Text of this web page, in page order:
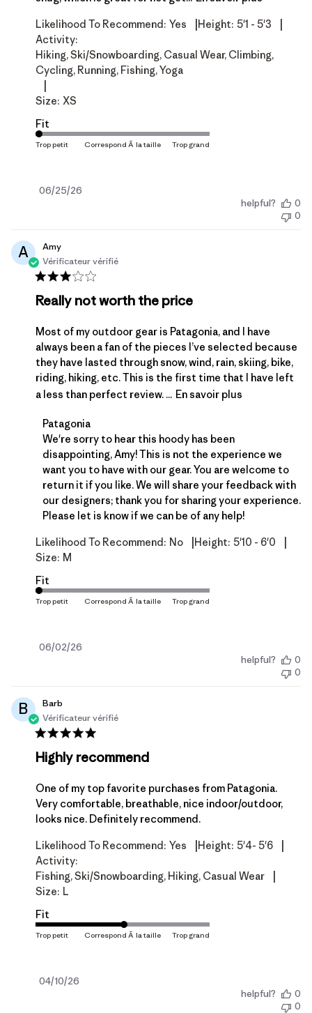
Likelihood To Recommend: Yes Height: 5'1 - 5'3
Activity:
Hiking, Ski/Snowboarding, Casual Wear, Climbing,
Cycling, Running, Fishing, Yoga
Size: XS
Fit
Date
06/25/26
helpful?
0
0
A
Amy
Vérificateur vérifié
Really not worth the price
Most of my outdoor gear is Patagonia, and I have
always been a fan of the pieces I’ve selected because
they have lasted through snow, wind, rain, skiing, bike,
riding, hiking, etc. This is the first time that I have left
a less than perfect review. ... En savoir plus
Commentaires du propriétaire du magasin sur
Patagonia
We're sorry to hear this hoody has been
disappointing, Amy! This is not the experience we
return it if you like. We will share your feedback with
our designers; thank you for sharing your experience.
Please let is know if we can be of any help!
Likelihood To Recommend: No Height: 5'10 - 6'0
Size: M
Fit
Date
06/02/26
helpful?
0
0
B
Barb
Vérificateur vérifié
Highly recommend
One of my top favorite purchases from Patagonia.
Very comfortable, breathable, nice indoor/outdoor,
looks nice. Definitely recommend.
Likelihood To Recommend: Yes Height: 5'4- 5'6
Activity:
Fishing, Ski/Snowboarding, Hiking, Casual Wear
Size: L
Fit
Date
04/10/26
helpful?
0
0